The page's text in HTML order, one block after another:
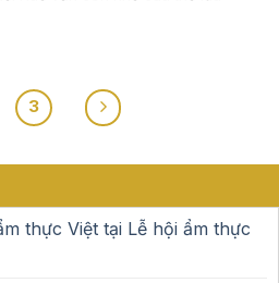
3
thực Việt tại Lễ hội ẩm thực